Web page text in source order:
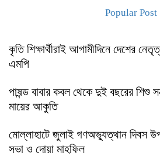
Popular Post
কৃতি শিক্ষার্থীরাই আগামীদিনে দেশের
এমপি
পাষন্ড বাবার কবল থেকে দুই বছরের শিশু
মায়ের আকুতি
মোল্লাহাটে জুলাই গণঅভ্যুত্থান দিবস
সভা ও দোয়া মাহফিল